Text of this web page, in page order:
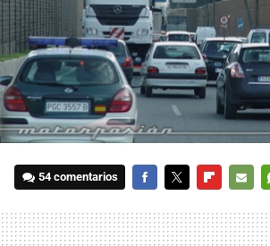
54 comentarios
MAIL